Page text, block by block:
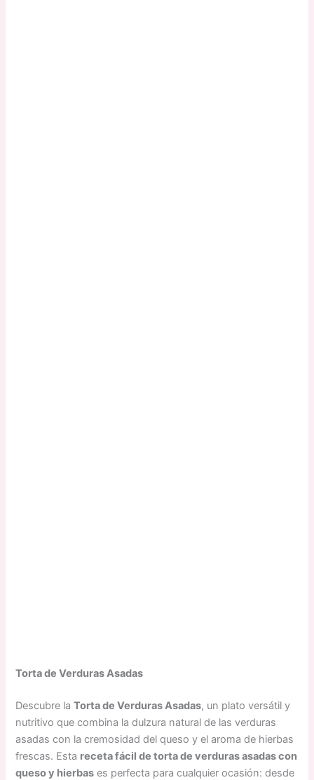
Torta de Verduras Asadas
Descubre laTorta de Verduras Asadas, un plato versátil y
nutritivo que combina la dulzura natural de las verduras
asadas con la cremosidad del queso y el aroma de hierbas
frescas. Esta receta fácil de torta de verduras asadas con
queso y hierbas es perfecta para cualquier ocasión: desde